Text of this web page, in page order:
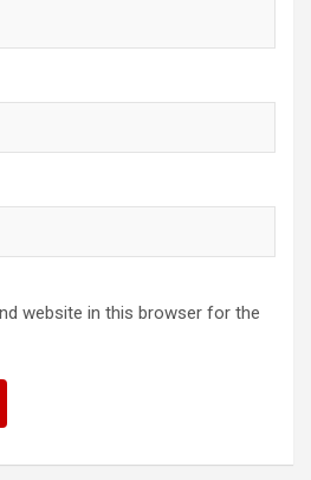
website in this browser for the